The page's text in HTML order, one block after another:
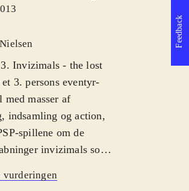
Invizimals - the lost
3. persons eventyr-
masser af
indsamling og action,
spillene om de
invizimals som
bærbare Playstation
vurderingen
Feedback